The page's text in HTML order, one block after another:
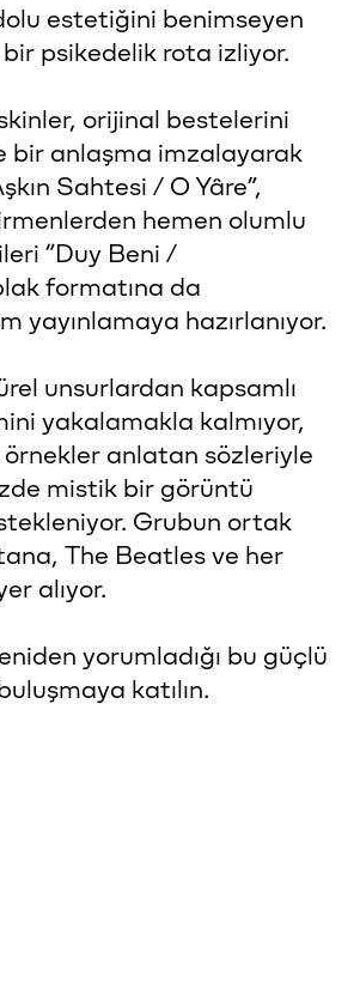
estetiğini benimseyen
bir psikedelik rota izliyor.
orijinal bestelerini
bir anlaşma imzalayarak
Sahtesi / O Yâre”,
hemen olumlu
“Duy Beni /
formatına da
yayınlamaya hazırlanıyor.
unsurlardan kapsamlı
yakalamakla kalmıyor,
anlatan sözleriyle
mistik bir görüntü
Grubun ortak
The Beatles ve her
alıyor.
yorumladığı bu güçlü
katılın.